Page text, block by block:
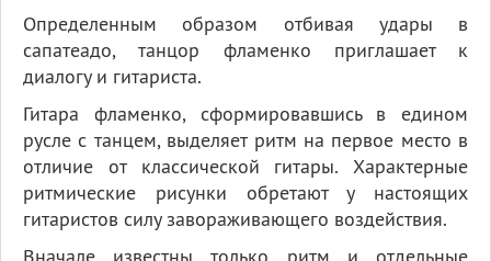
Определенным образом отбивая удары в
сапатеадо, танцор фламенко приглашает к
диалогу и гитариста.
Гитара фламенко, сформировавшись в едином
русле с танцем, выделяет ритм на первое место в
отличие от классической гитары. Характерные
ритмические рисунки обретают у настоящих
гитаристов силу завораживающего воздействия.